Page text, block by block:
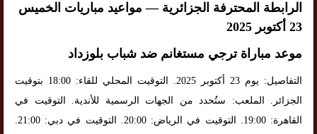
الرابطة المحترفة الجزائرية — مواعيد مباريات الخميس
23 أكتوبر 2025
موعد مباراة ترجي مستغانم ضد شباب بلوزداد
التفاصيل: يوم 23 أكتوبر 2025. التوقيت المحلي للقاء: 18:00 بتوقيت
الجزائر. الملعب: ستُحدد من الجهات الرسمية للأندية. التوقيت في
القاهرة: 19:00. التوقيت في الرياض: 20:00. التوقيت في دبي: 21:00.